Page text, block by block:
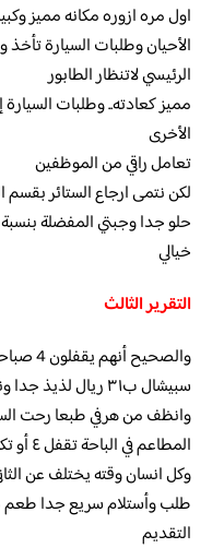
اول مره ازوره مكانه مميز
الأحيان وطلبات السيارة
الرئيسي لاتنظار الطابور
مميز كعادته.. وطلبات
الأخرى
تعامل راقي من الموظفين
لكن نتمى ارجاع الستائر
حلو جدا وجبتي المفضلة
خيالي
التقرير الثالث
سبيشال ب٣١ ريال
وكل انسان وقته يختلف عن
طلب وأستلام سريع جدا
التقديم